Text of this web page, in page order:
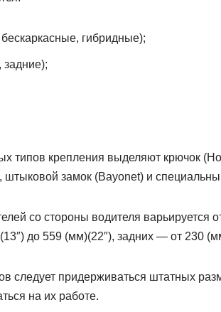
гибридные);
типов крепления выделяют крючок
штыковой замок (Bayonet) и
со стороны водителя варьируется
до 559 (мм)(22″), задних — от 230
следует придерживаться штатных
на их работе.